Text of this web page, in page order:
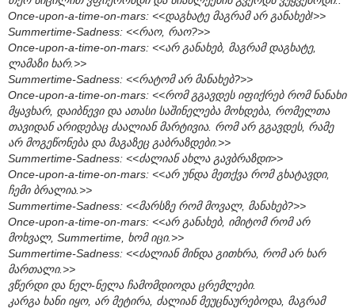
Once-upon-a-time-on-mars: <<დაგხატე მაგრამ არ განახებ!>>
Summertime-Sadness: <<რაო, რაო?>>
Once-upon-a-time-on-mars: <<არ განახებ, მაგრამ დაგხატე,
ლამაზი ხარ.>>
Summertime-Sadness: <<რატომ არ მანახებ?>>
Once-upon-a-time-on-mars: <<რომ გგავდეს იფიქრებ რომ ნანახი
მყავხარ, დაიბნევი და ათასი საშინელება მოხდება, რომელთა
თავიდან არიდებაც ძაალიან მარტივია. რომ არ გგავდეს, რამე
არ მოგეწონება და მაგაზეც გაბრაზდები.>>
Summertime-Sadness: <<ძალიან ახლა გავბრაზდი>>
Once-upon-a-time-on-mars: <<არ უნდა მეთქვა რომ გხატავდი,
ჩემი ბრალია.>>
Summertime-Sadness: <<მარსზე რომ მოვალ, მანახებ?>>
Once-upon-a-time-on-mars: <<არ განახებ, იმიტომ რომ არ
მოხვალ, Summertime, ხომ იცი.>>
Summertime-Sadness: <<ძალიან მინდა გითხრა, რომ არ ხარ
მართალი.>>
ვწერდი და ნელ-ნელა ჩამომდიოდა ცრემლები.
კარგა ხანი იყო, არ მეტირა, ძალიან მეუცნაურებოდა, მაგრამ